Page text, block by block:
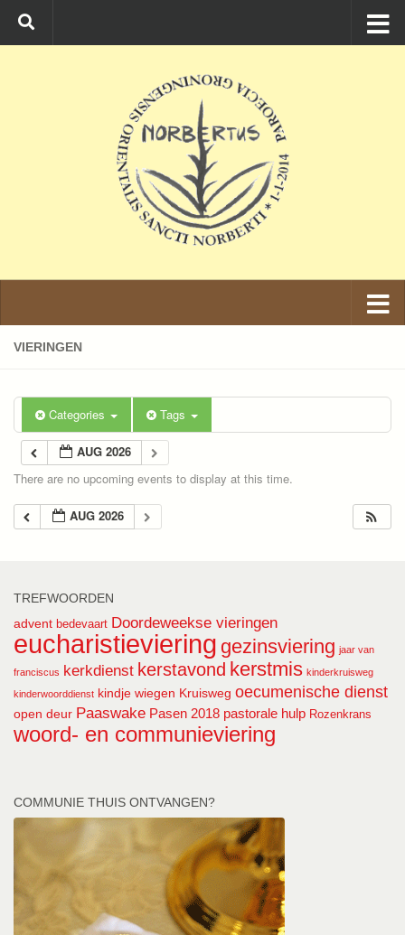
Ga naar de inhoud
VIERINGEN
Categories Tags
AUG 2026
There are no upcoming events to display at this time.
AUG 2026
TREFWOORDEN
advent bedevaart Doordeweekse vieringen
eucharistieviering gezinsviering jaar van
franciscus kerkdienst kerstavond kerstmis kinderkruisweg
kinderwoorddienst kindje wiegen Kruisweg oecumenische dienst
open deur Paaswake Pasen 2018 pastorale hulp Rozenkrans
woord- en communieviering
COMMUNIE THUIS ONTVANGEN?